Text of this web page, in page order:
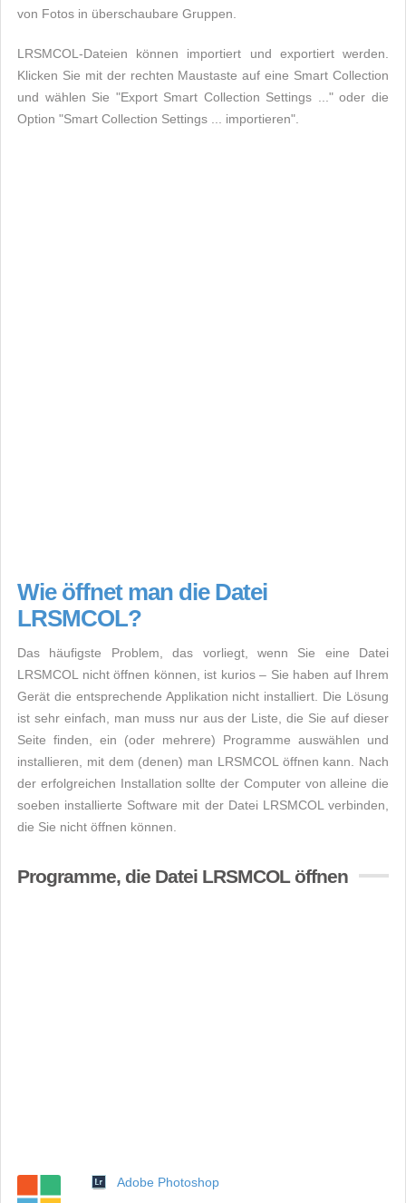
von Fotos in überschaubare Gruppen.
LRSMCOL-Dateien können importiert und exportiert werden.
Klicken Sie mit der rechten Maustaste auf eine Smart Collection
und wählen Sie "Export Smart Collection Settings ..." oder die
Option "Smart Collection Settings ... importieren".
Wie öffnet man die Datei
LRSMCOL?
Das häufigste Problem, das vorliegt, wenn Sie eine Datei
LRSMCOL nicht öffnen können, ist kurios – Sie haben auf Ihrem
Gerät die entsprechende Applikation nicht installiert. Die Lösung
ist sehr einfach, man muss nur aus der Liste, die Sie auf dieser
Seite finden, ein (oder mehrere) Programme auswählen und
installieren, mit dem (denen) man LRSMCOL öffnen kann. Nach
der erfolgreichen Installation sollte der Computer von alleine die
soeben installierte Software mit der Datei LRSMCOL verbinden,
die Sie nicht öffnen können.
Programme, die Datei LRSMCOL öffnen
Adobe Photoshop